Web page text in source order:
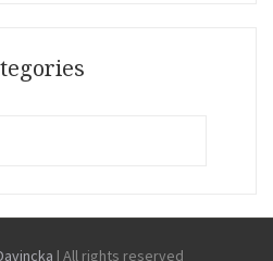
| All rights reserved